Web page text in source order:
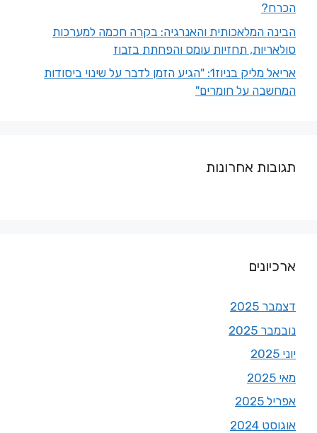
הכרח?
הבינה המלאכותית והאנרגיה: בקרה חכמה למערכות
סולאריות, תחזיות עומס והפחתת בזבוז
אריאל מליק בניוז1: "הגיע הזמן לדבר על שינוי ביסודות
המחשבה על חומרים"
תגובות אחרונות
ארכיונים
דצמבר 2025
נובמבר 2025
יוני 2025
מאי 2025
אפריל 2025
אוגוסט 2024